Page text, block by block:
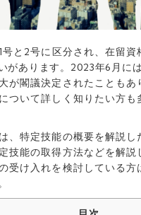
号と2号に区分され、在留資
があります。2023年6月に
が閣議決定されたこともあ
ついて詳しく知りたい方も
、特定技能の概要を解説し
技能の取得方法などを解説
受け入れを検討している方